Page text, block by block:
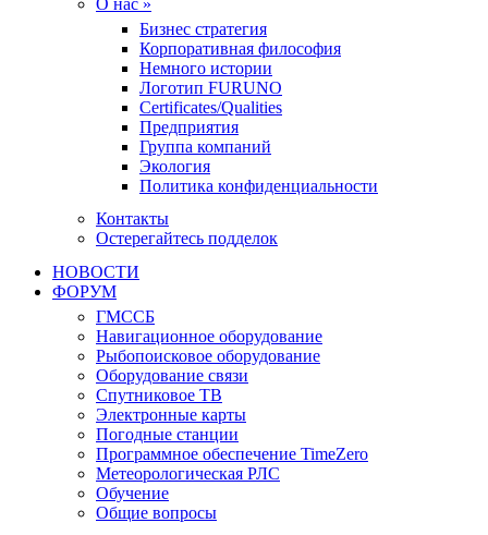
Бизнес стратегия
Корпоративная философия
Немного истории
Логотип FURUNO
Certificates/Qualities
Предприятия
Группа компаний
Экология
Политика конфиденциальности
Контакты
Остерегайтесь подделок
НОВОСТИ
ФОРУМ
ГМССБ
Навигационное оборудование
Рыбопоисковое оборудование
Оборудование связи
Спутниковое ТВ
Электронные карты
Погодные станции
Программное обеспечение TimeZero
Метеорологическая РЛС
Обучение
Общие вопросы